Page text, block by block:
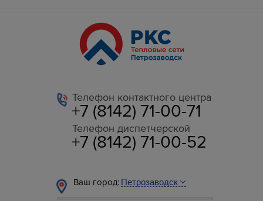
Телефон контактного центра
+7 (8142) 71-00-71
Телефон диспетчерской
+7 (8142) 71-00-52
Ваш город: